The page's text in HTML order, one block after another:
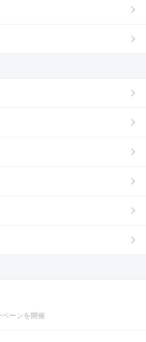
ーンを開催